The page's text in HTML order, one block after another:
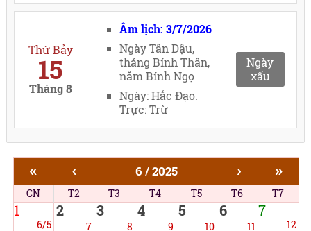
Thứ Bảy
15
Tháng 8
Âm lịch: 3/7/2026
Ngày Tân Dậu,
tháng Bính Thân,
năm Bính Ngọ
Ngày: Hắc Đạo.
Trực: Trừ
Ngày
xấu
« ‹ 6 / 2025 › »
CN T2 T3 T4 T5 T6 T7
1
6/5
2
7
3
8
4
9
5
10
6
11
7
12